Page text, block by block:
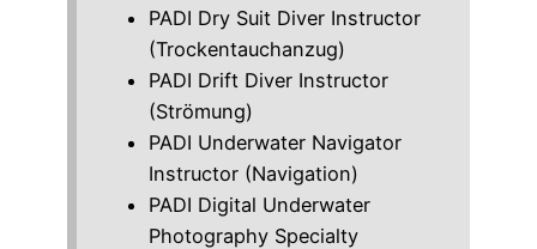
PADI Dry Suit Diver Instructor
(Trockentauchanzug)
PADI Drift Diver Instructor
(Strömung)
PADI Underwater Navigator
Instructor (Navigation)
PADI Digital Underwater
Photography Specialty